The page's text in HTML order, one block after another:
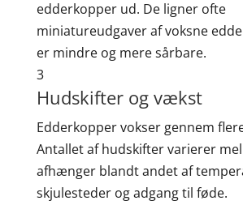
edderkopper ud. De ligner ofte
miniatureudgaver af voksne
er mindre og mere sårbare.
3
Hudskifter og vækst
Edderkopper vokser gennem
Antallet af hudskifter varierer
afhænger blandt andet af
skjulesteder og adgang til føde.